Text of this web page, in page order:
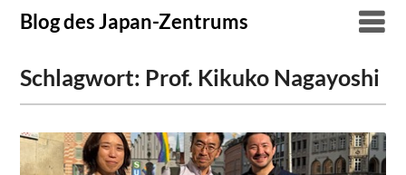
SkipBlog des Japan-Zentrums
Schlagwort: Prof. Kikuko Nagayoshi